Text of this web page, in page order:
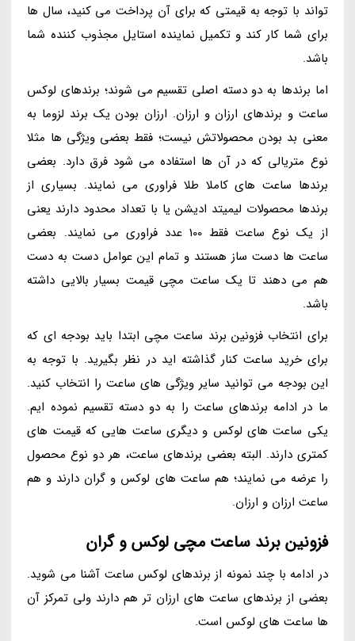
تواند با توجه به قیمتی که برای آن پرداخت می کنید، سال ها
برای شما کار کند و تکمیل نماینده استایل مجذوب کننده شما
باشد.
اما برندها به دو دسته اصلی تقسیم می شوند؛ برندهای لوکس
ساعت و برندهای ارزان و ارزان. ارزان بودن یک برند لزوما به
معنی بد بودن محصولاتش نیست؛ فقط بعضی ویژگی ها مثلا
نوع متریالی که در آن ها استفاده می شود فرق دارد. بعضی
برندها ساعت های کاملا طلا فراوری می نمایند. بسیاری از
برندها محصولات لیمیتد ادیشن یا با تعداد محدود دارند یعنی
از یک نوع ساعت فقط 100 عدد فراوری می نمایند. بعضی
ساعت ها دست ساز هستند و تمام این عوامل دست به دست
هم می دهند تا یک ساعت مچی قیمت بسیار بالایی داشته
باشد.
برای انتخاب فزونین برند ساعت مچی ابتدا باید بودجه ای که
برای خرید ساعت کنار گذاشته اید در نظر بگیرید. با توجه به
این بودجه می توانید سایر ویژگی های ساعت را انتخاب کنید.
ما در ادامه برندهای ساعت را به دو دسته تقسیم نموده ایم.
یکی ساعت های لوکس و دیگری ساعت هایی که قیمت های
کمتری دارند. البته بعضی برندهای ساعت، هر دو نوع محصول
را عرضه می نمایند؛ هم ساعت های لوکس و گران دارند و هم
ساعت ارزان و ارزان.
فزونین برند ساعت مچی لوکس و گران
در ادامه با چند نمونه از برندهای لوکس ساعت آشنا می شوید.
بعضی از برندهای ساعت های ارزان تر هم دارند ولی تمرکز آن
ها ساعت های لوکس است.